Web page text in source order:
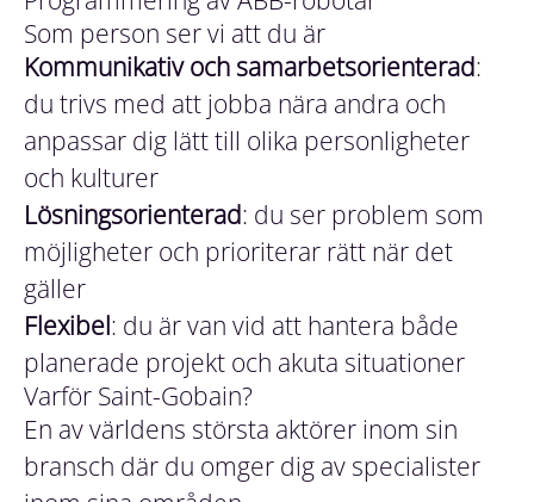
Som person ser vi att du är
Kommunikativ och samarbetsorienterad:
du trivs med att jobba nära andra och
anpassar dig lätt till olika personligheter
och kulturer
Lösningsorienterad: du ser problem som
möjligheter och prioriterar rätt när det
gäller
Flexibel: du är van vid att hantera både
planerade projekt och akuta situationer
Varför Saint-Gobain?
En av världens största aktörer inom sin
bransch där du omger dig av specialister